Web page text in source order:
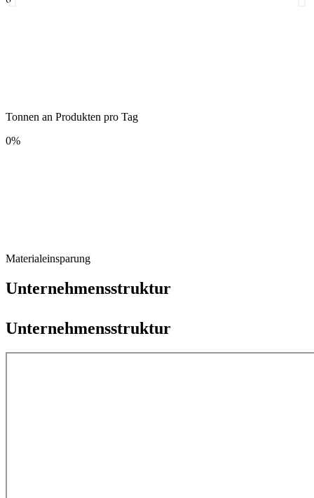
Tonnen an Produkten pro Tag
0%
Materialeinsparung
Unternehmensstruktur
Unternehmensstruktur